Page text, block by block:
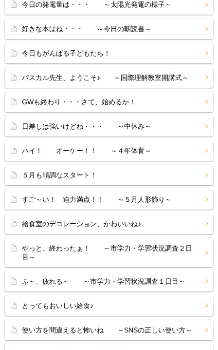
今日の発電量は・・・ ～太陽光発電の様子～
好きな本はね・・・ ～今日の朝読書～
今日もがんばる子どもたち！
パスカル先生、ようこそ♪ ～国際理解教室開講式～
GWも終わり・・・さて、始めるか！
日差しは強いけどね・・・ ～中休み～
ハイ！ オーケー！！ ～４年体育～
５月も順調なスタート！
すご～い！ 迫力満点！！ ～５月人形飾り～
給食室のデコレーション、かわいいね♪
やっと、終わったぁ！ ～市学力・学習状況調査２日
目～
ふ～、疲れる～ ～市学力・学習状況調査１日目～
とってもおいしい給食♪
使い方を間違えると怖いね ～SNSの正しい使い方～